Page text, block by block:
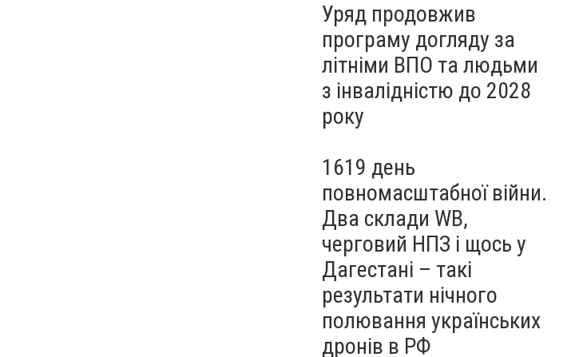
новому українському
фільмі, - ФОТО
Уряд продовжив
програму догляду за
літніми ВПО та людьми
з інвалідністю до 2028
року
1619 день
повномасштабної війни.
Два склади WB,
черговий НПЗ і щось у
Дагестані – такі
результати нічного
полювання українських
дронів в РФ